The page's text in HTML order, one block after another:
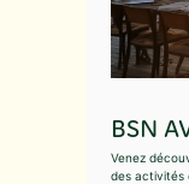
BSN
Venez
des activités